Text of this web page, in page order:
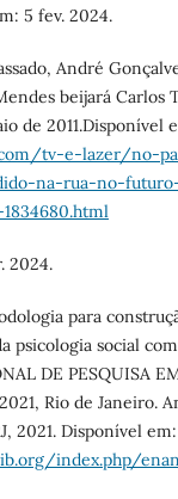
5 fev. 2024.
André
beijará Carlos
de 2011.Disponível
tv-e-lazer/no-
na-rua-no-
2024.
para
psicologia social
DE PESQUISA
Rio de Janeiro.
2021. Disponível em:
index.php/